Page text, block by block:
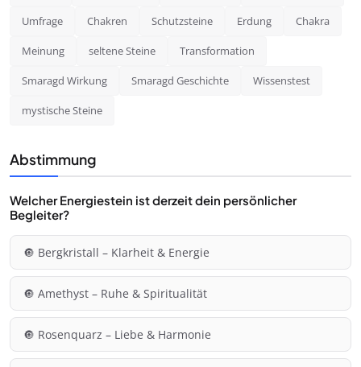
Umfrage Chakren Schutzsteine Erdung Chakra
Meinung seltene Steine Transformation
Smaragd Wirkung Smaragd Geschichte Wissenstest
mystische Steine
Abstimmung
Welcher Energiestein ist derzeit dein persönlicher
Begleiter?
🔘 Bergkristall – Klarheit & Energie
🔘 Amethyst – Ruhe & Spiritualität
🔘 Rosenquarz – Liebe & Harmonie